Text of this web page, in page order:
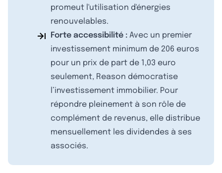
promeut l'utilisation d'énergies
renouvelables.
Forte accessibilité : Avec un premier
investissement minimum de 206 euros
pour un prix de part de 1,03 euro
seulement, Reason démocratise
l’investissement immobilier. Pour
répondre pleinement à son rôle de
complément de revenus, elle distribue
mensuellement les dividendes à ses
associés.